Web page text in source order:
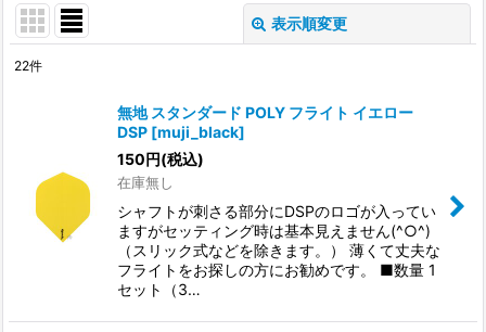
表示順変更
絞り込む
22件
無地 スタンダード POLY フライト イエロー
DSP [muji_black]
150円(税込)
在庫無し
シャフトが刺さる部分にDSPのロゴが入ってい
ますがセッティング時は基本見えません(^○^)
（スリック式などを除きます。） 薄くて丈夫な
フライトをお探しの方にお勧めです。 ■数量 1
セット（3…